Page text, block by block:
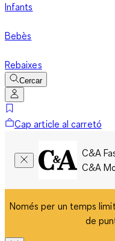
Infants
Bebès
Rebaixes
Cercar
Cap article al carretó
C&A
C&A
Només per un temps
de